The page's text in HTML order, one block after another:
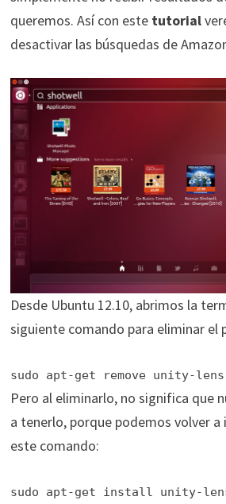
queremos. Así con este tutorial
desactivar las búsquedas de
Desde Ubuntu 12.10, abrimos la
siguiente comando para eliminar el
sudo apt-get remove unity-
Pero al eliminarlo, no significa que
a tenerlo, porque podemos volver
este comando:
sudo apt-get install unity-